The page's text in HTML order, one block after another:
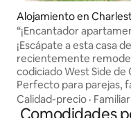
Alojamiento en
“¡Encantador
de 1 dormitorio, casa
capacidad para 4
¡Escápate a esta casa
recientemente
codiciado West Side de
Perfecto para parejas,
o hasta 4 huéspedes.
con cama tamaño
Calidad-precio · Familiar